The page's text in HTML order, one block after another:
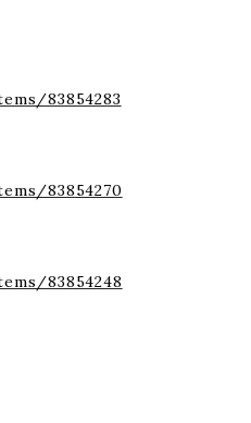
83854283
83854270
83854248